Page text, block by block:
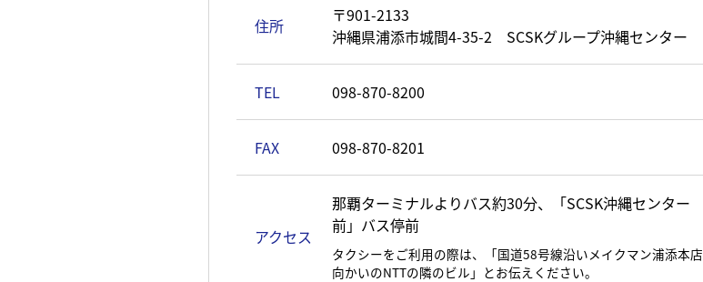
住所
〒901-2133
沖縄県浦添市城間4-35-2 SCSKグループ沖縄センター
TEL 098-870-8200
FAX 098-870-8201
アクセス
那覇ターミナルよりバス約30分、「SCSK沖縄センター
前」バス停前
タクシーをご利用の際は、「国道58号線沿いメイクマン浦添本店
向かいのNTTの隣のビル」とお伝えください。